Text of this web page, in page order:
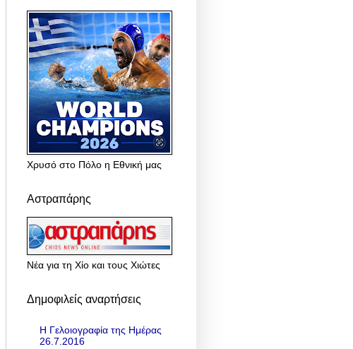
Χρυσό στο Πόλο η Εθνική μας
Αστραπάρης
Νέα για τη Χίο και τους Χιώτες
Δημοφιλείς αναρτήσεις
Η Γελοιογραφία της Ημέρας
26.7.2016